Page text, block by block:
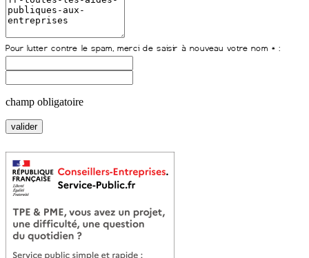
champ obligatoire